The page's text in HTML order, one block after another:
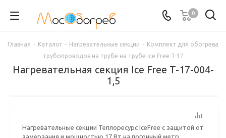
0
Главная - Каталог - Нагревательные секции - Комплект для обогрева
трубопроводов на трубе на трубе Ice Free T-17
Нагревательная секция Ice Free T-17-004-
1,5
Нагревательные секции Теплоресурс IceFree с защитой от
замерзания и мощностью 17 Вт на погонный метр